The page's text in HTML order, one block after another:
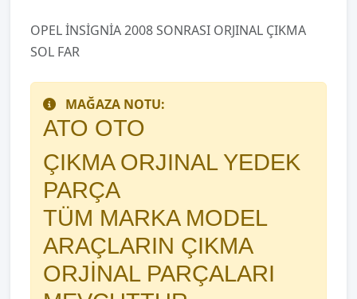
OPEL İNSİGNİA 2008 SONRASI ORJINAL ÇIKMA
SOL FAR
MAĞAZA NOTU:
ATO OTO
ÇIKMA ORJINAL YEDEK
PARÇA
TÜM MARKA MODEL
ARAÇLARIN ÇIKMA
ORJİNAL PARÇALARI